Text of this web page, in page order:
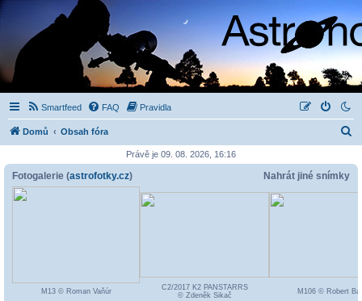
Smartfeed FAQ Pravidla
Domů Obsah fóra
e
Právě je 09. 08. 2026, 16:16
Fotogalerie (astrofotky.cz) Nahrát jiné snímky
M13 © Roman Vaňúr
C2/2017 K2 PANSTARRS
© Zdeněk Sikač
M106 © Robert